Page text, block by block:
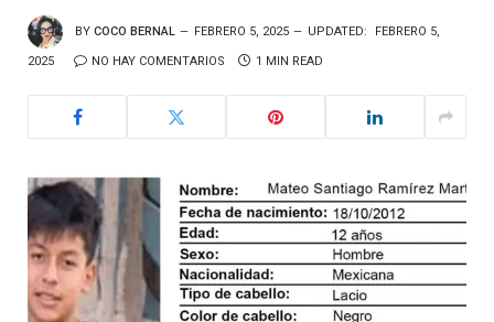
BY COCO BERNAL FEBRERO 5, 2025 UPDATED: FEBRERO 5,
2025 NO HAY COMENTARIOS 1 MIN READ